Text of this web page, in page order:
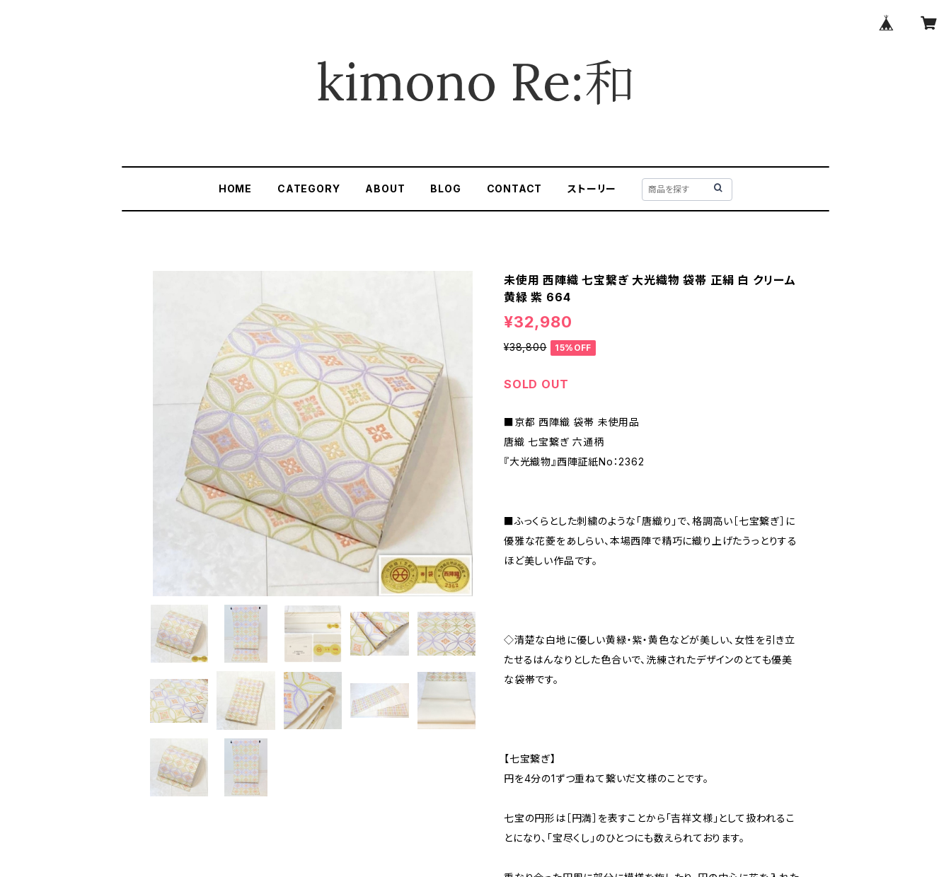
HOME CATEGORY ABOUT BLOG CONTACT ストーリー
未使用 西陣織 七宝繋ぎ 大光織物 袋帯 正絹 白 クリーム
黄緑 紫 664
¥32,980
¥38,800 15%OFF
SOLD OUT
■京都 西陣織 袋帯 未使用品
唐織 七宝繋ぎ 六通柄
『大光織物』西陣証紙No：2362
■ふっくらとした刺繍のような「唐織り」で、格調高い［七宝繋ぎ］に
優雅な花菱をあしらい、本場西陣で精巧に織り上げたうっとりする
ほど美しい作品です。
◇清楚な白地に優しい黄緑・紫・黄色などが美しい、女性を引き立
たせるはんなりとした色合いで、洗練されたデザインのとても優美
な袋帯です。
【七宝繋ぎ】
円を4分の1ずつ重ねて繋いだ文様のことです。
七宝の円形は［円満］を表すことから「吉祥文様」として扱われるこ
とになり、「宝尽くし」のひとつにも数えられております。